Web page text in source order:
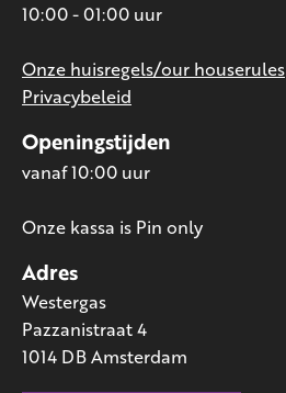
Adres
Westergas
Pazzanistraat 4
1014 DB Amsterdam
Openingstijden
vanaf 10:00 uur
Onze kassa is Pin only
10:00 - 01:00 uur
Onze huisregels/our houserules
Privacybeleid